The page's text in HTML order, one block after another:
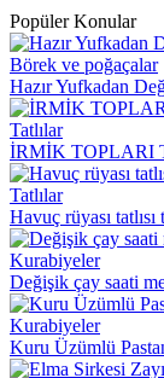
Popüler Konular
Börek ve poğaçalar
Hazır Yufkadan
Tatlılar
İRMİK TOPLARI
Tatlılar
Havuç rüyası tatlısı
Kurabiyeler
Değişik çay saati
Kurabiyeler
Kuru Üzümlü